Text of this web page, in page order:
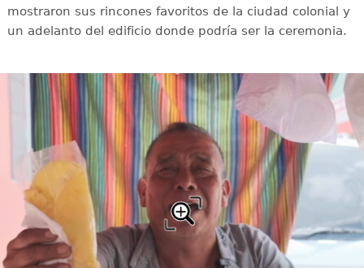
mostraron sus rincones favoritos de la ciudad colonial y
un adelanto del edificio donde podría ser la ceremonia.